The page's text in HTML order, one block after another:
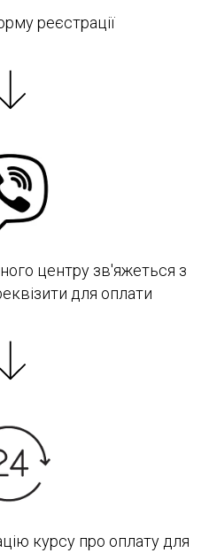
реєстрації
центру зв'яжеться з
для оплати
курсу про оплату для